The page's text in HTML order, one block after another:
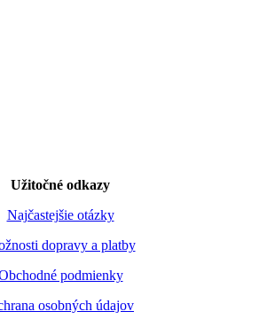
Užitočné odkazy
Najčastejšie otázky
dopravy a platby
podmienky
osobných údajov